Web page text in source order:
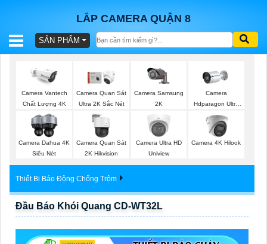
LẮP CAMERA QUẬN 8
BÁO
GÓI
VẤN
SẢN PHẨM
Camera Vantech
Chất Lượng 4K
Camera Quan Sát
Ultra 2K Sắc Nét
Camera Samsung
2K
Camera
Hdparagon Ultra
2K
Camera Dahua 4K
Siêu Nét
Camera Quan Sát
2K Hikvision
Camera Ultra HD
Uniview
Camera 4K Hilook
Thiết Bị Báo Động Chống Trộm
Đầu Báo Khói Quang CD-WT32L